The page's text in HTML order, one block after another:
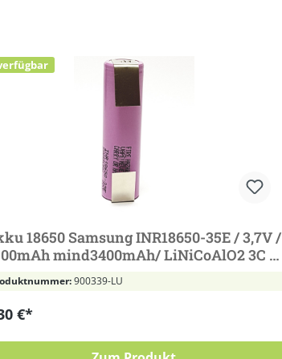
18650 Samsung INR18650-35E / 3,7V /
mind3400mAh/ LiNiCoAlO2 3C /
Lötfahne U Li-ion
900339-LU
€*